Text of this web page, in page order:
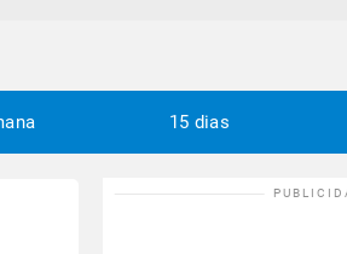
15 dias